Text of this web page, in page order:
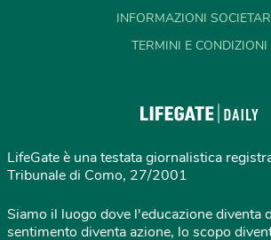
INFORMAZIONI
TERMINI E CONDIZIONI
LifeGate è una testata giornalistica
Tribunale di Como, 27/2001
Siamo il luogo dove l'educazione diventa
sentimento diventa azione, lo scopo